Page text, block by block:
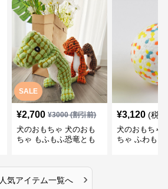
SALE
¥2,700 ¥3000(割引前)
犬のおもちゃ 犬のおも
ちゃ もふもふ恐竜とも
¥3,120 (税
犬のおもちゃ
ちゃ ふわもこ
人気アイテム一覧へ ›